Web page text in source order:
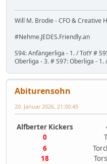
Will M. Brodie - CFO & Creative
#Nehme.JEDES.Friendly.an
S94: Anfängerliga - 1. / TotY #
Oberliga - 3. # S97: Oberliga - 1.
Abiturensohn
20. Januar 2026, 21:00:45
Alfberter Kickers
0
6
18